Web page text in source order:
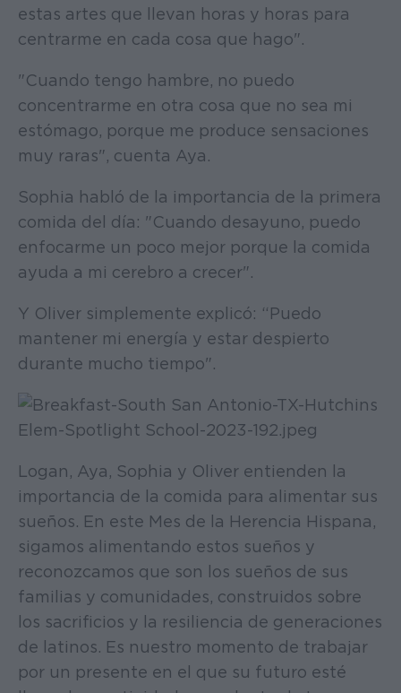
estas artes que llevan horas y horas para
centrarme en cada cosa que hago".
"Cuando tengo hambre, no puedo
concentrarme en otra cosa que no sea mi
estómago, porque me produce sensaciones
muy raras", cuenta Aya.
Sophia habló de la importancia de la primera
comida del día: "Cuando desayuno, puedo
enfocarme un poco mejor porque la comida
ayuda a mi cerebro a crecer".
Y Oliver simplemente explicó: “Puedo
mantener mi energía y estar despierto
durante mucho tiempo".
Logan, Aya, Sophia y Oliver entienden la
importancia de la comida para alimentar sus
sueños. En este Mes de la Herencia Hispana,
sigamos alimentando estos sueños y
reconozcamos que son los sueños de sus
familias y comunidades, construidos sobre
los sacrificios y la resiliencia de generaciones
de latinos. Es nuestro momento de trabajar
por un presente en el que su futuro esté